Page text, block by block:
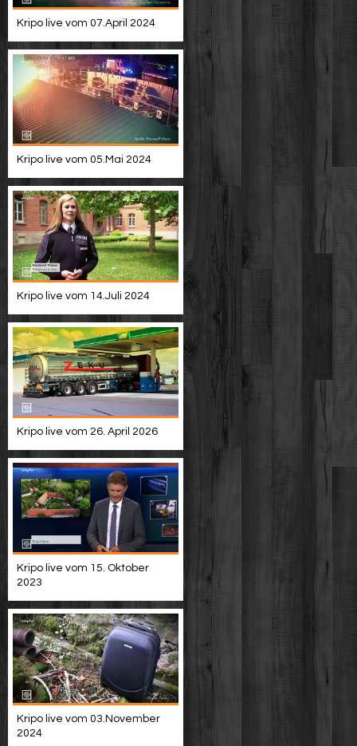
Kripo live vom 07.April 2024
Kripo live vom 05.Mai 2024
Kripo live vom 14.Juli 2024
Kripo live vom 26. April 2026
Kripo live vom 15. Oktober
2023
Kripo live vom 03.November
2024